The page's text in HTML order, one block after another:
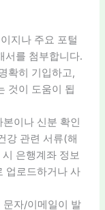
지나 주요 포털
서를 첨부합니다.
확히 기입하고,
것이 도움이 됩
이나 신분 확인
강 관련 서류(해
은행계좌 정보
업로드하거나 사
문자/이메일이 발